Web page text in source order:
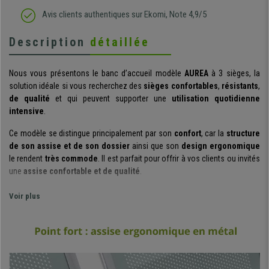
Avis clients authentiques sur Ekomi, Note 4,9/5
Description détaillée
Nous vous présentons le banc d’accueil modèle AUREAà 3 sièges, la
solution idéale si vous recherchez des sièges confortables, résistants,
de qualité et qui peuvent supporter une utilisation quotidienne
intensive.
Ce modèle se distingue principalement par son confort, car la structure
de son assise et de son dossier ainsi que son design ergonomique
le rendent très commode. Il est parfait pour offrir à vos clients ou invités
une assise confortable et de qualité.
Ce banc s’illustre également par la
fondamental pour ce type de siège,conçu pour un usage intensif
d’utiliser un chiffon imbibé d'eau tiède, et le tour est joué !
Voir plus